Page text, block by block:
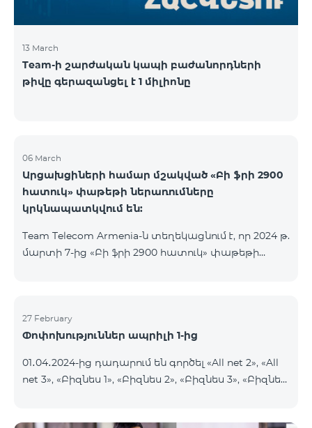
13 March
Team-ի շարժական կապի բաժանորդների
թիվը գերազանցել է 1 միլիոնը
06 March
Արցախցիների համար մշակված «Բի ֆրի 2900
հատուկ» փաթեթի ներառումները
կրկնապատկվում են:
Team Telecom Armenia-ն տեղեկացնում է, որ 2024 թ.
մարտի 7-ից «Բի ֆրի 2900 հատուկ» փաթեթի
900 րոպե և 600 SMS, նախկին՝ 10 ԳԲ ինտերնետի,
450 րոպեի և 300 SMS-ի փոխարեն:
ժամկետը չի փոխվում։ «Բի ֆրի 2900 հատուկ»
սակագնային փաթեթը ներառում է նաև WhatsApp,
ամենապահանջված հավելվածներից անսա
27 February
Փոփոխություններ ապրիլի 1-ից
01․04․2024-ից դադարում են գործել «All net 2», «All
net 3», «Բիզնես 1», «Բիզնես 2», «Բիզնես 3», «Բիզնես